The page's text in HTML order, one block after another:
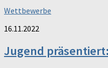
Wettbewerbe
16.11.2022
Jugend